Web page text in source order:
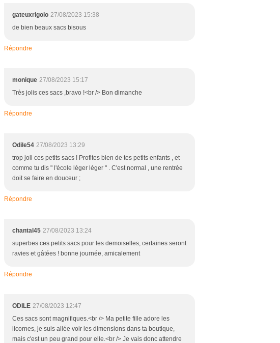
gateuxrigolo 27/08/2023 15:38
de bien beaux sacs bisous
Répondre
monique 27/08/2023 15:17
Très jolis ces sacs ,bravo !<br /> Bon dimanche
Répondre
Odile54 27/08/2023 13:29
trop joli ces petits sacs ! Profites bien de tes petits enfants , et
comme tu dis " l'école léger léger " . C'est normal , une rentrée
doit se faire en douceur ;
Répondre
chantal45 27/08/2023 13:24
superbes ces petits sacs pour les demoiselles, certaines seront
ravies et gâtées ! bonne journée, amicalement
Répondre
ODILE 27/08/2023 12:47
Ces sacs sont magnifiques.<br /> Ma petite fille adore les
licornes, je suis allée voir les dimensions dans ta boutique,
mais c'est un peu grand pour elle.<br /> Je vais donc attendre